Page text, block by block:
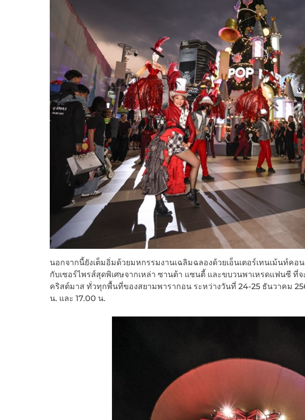
นอกจากนี้ยังเต็มอิ่มด้วยมหกรรมงานเฉลิมฉลองด้วยเอ็นเตอร์เทนเม้นท์คอ
กับเซอร์ไพรส์สุดพิเศษจากเหล่า ซานต้า แซนตี้ และขบวนพาเหรดแฟนซี ที่
คริสต์มาส ทั่วทุกพื้นที่ของสยามพารากอน ระหว่างวันที่ 24-25 ธันวาคม
น. และ 17.00 น.